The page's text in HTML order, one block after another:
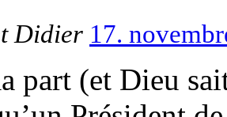
Didier 17.
part (et Dieu